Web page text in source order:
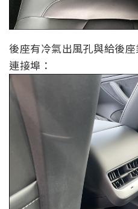
後座有冷氣出風孔與給後
連接埠：